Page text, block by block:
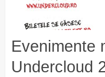
Evenimente
Undercloud